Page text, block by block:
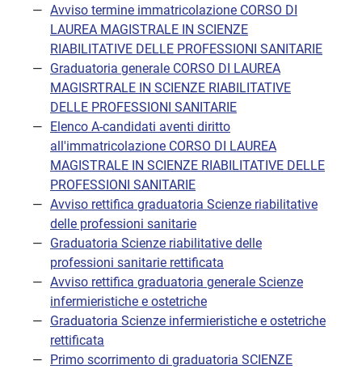
Avviso termine immatricolazione CORSO DI
LAUREA MAGISTRALE IN SCIENZE
RIABILITATIVE DELLE PROFESSIONI SANITARIE
Graduatoria generale CORSO DI LAUREA
MAGISRTRALE IN SCIENZE RIABILITATIVE
DELLE PROFESSIONI SANITARIE
Elenco A-candidati aventi diritto
all'immatricolazione CORSO DI LAUREA
MAGISTRALE IN SCIENZE RIABILITATIVE DELLE
PROFESSIONI SANITARIE
Avviso rettifica graduatoria Scienze riabilitative
delle professioni sanitarie
Graduatoria Scienze riabilitative delle
professioni sanitarie rettificata
Avviso rettifica graduatoria generale Scienze
infermieristiche e ostetriche
Graduatoria Scienze infermieristiche e ostetriche
rettificata
Primo scorrimento di graduatoria SCIENZE